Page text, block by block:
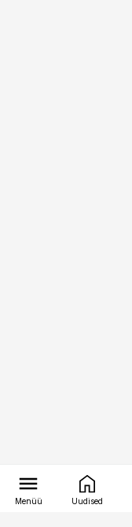
Menüü Uudised